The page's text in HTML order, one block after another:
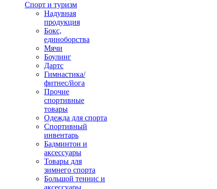
Спорт и туризм
Надувная
продукция
Бокс,
единоборства
Мячи
Боулинг
Дартс
Гимнастика/
фитнес/йога
Прочие
спортивные
товары
Одежда для спорта
Спортивный
инвентарь
Бадминтон и
аксессуары
Товары для
зимнего спорта
Большой теннис и
аксессуары